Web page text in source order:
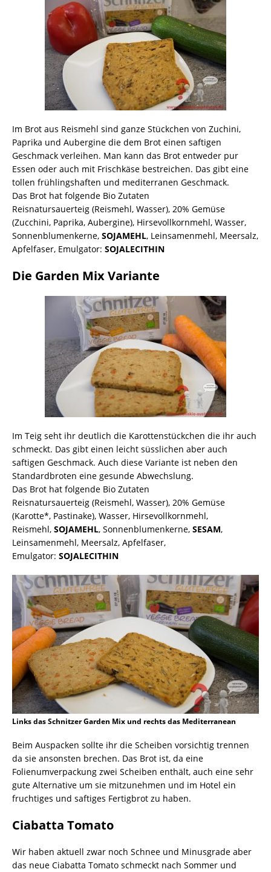
Im Brot aus Reismehl sind ganze Stückchen von Zuchini,
Paprika und Aubergine die dem Brot einen saftigen
Geschmack verleihen. Man kann das Brot entweder pur
Essen oder auch mit Frischkäse bestreichen. Das gibt eine
tollen frühlingshaften und mediterranen Geschmack.
Das Brot hat folgende Bio Zutaten
Reisnatursauerteig (Reismehl, Wasser), 20% Gemüse
(Zucchini, Paprika, Aubergine), Hirsevollkornmehl, Wasser,
Sonnenblumenkerne, SOJAMEHL, Leinsamenmehl, Meersalz,
Apfelfaser, Emulgator: SOJALECITHIN
Die Garden Mix Variante
Im Teig seht ihr deutlich die Karottenstückchen die ihr auch
schmeckt. Das gibt einen leicht süsslichen aber auch
saftigen Geschmack. Auch diese Variante ist neben den
Standardbroten eine gesunde Abwechslung.
Das Brot hat folgende Bio Zutaten
Reisnatursauerteig (Reismehl, Wasser), 20% Gemüse
(Karotte*, Pastinake), Wasser, Hirsevollkornmehl,
Reismehl, SOJAMEHL, Sonnenblumenkerne, SESAM,
Leinsamenmehl, Meersalz, Apfelfaser,
Emulgator: SOJALECITHIN
Links das Schnitzer Garden Mix und rechts das Mediterranean
Beim Auspacken sollte ihr die Scheiben vorsichtig trennen
da sie ansonsten brechen. Das Brot ist, da eine
Folienumverpackung zwei Scheiben enthält, auch eine sehr
gute Alternative um sie mitzunehmen und im Hotel ein
fruchtiges und saftiges Fertigbrot zu haben.
Ciabatta Tomato
Wir haben aktuell zwar noch Schnee und Minusgrade aber
das neue Ciabatta Tomato schmeckt nach Sommer und